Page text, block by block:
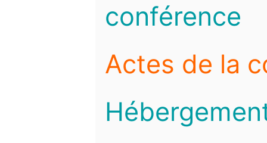
conférence
Actes de la